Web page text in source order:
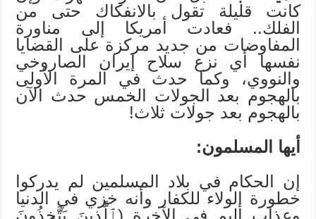
كانت قليلة تقول بالانفكاك حتى من
الفلك.. فعادت أمريكا إلى مناورة
المفاوضات من جديد مركزة على القضايا
نفسها أي نزع سلاح إيران الصاروخي
والنووي، وكما حدث في المرة الأولى
بالهجوم بعد الجولات الخمس حدث الآن
بالهجوم بعد جولات ثلاث!
أيها المسلمون:
إن الحكام في بلاد المسلمين لم يدركوا
خطورة الولاء للكفار وأنه خزي في الدنيا
وعذاب أليم في الآخرة (ٱلَّذِينَ يَتَّخِذُونَ